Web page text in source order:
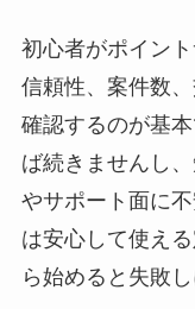
初心者がポイン
信頼性、案件数
確認するのが基
ば続きませんし
やサポート面に
は安心して使え
ら始めると失敗し